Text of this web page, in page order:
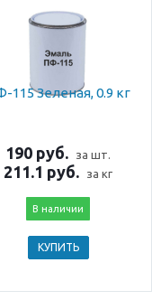
115 Зеленая, 0.9 кг
190 руб. за шт.
211.1 руб. за кг
В наличии
КУПИТЬ